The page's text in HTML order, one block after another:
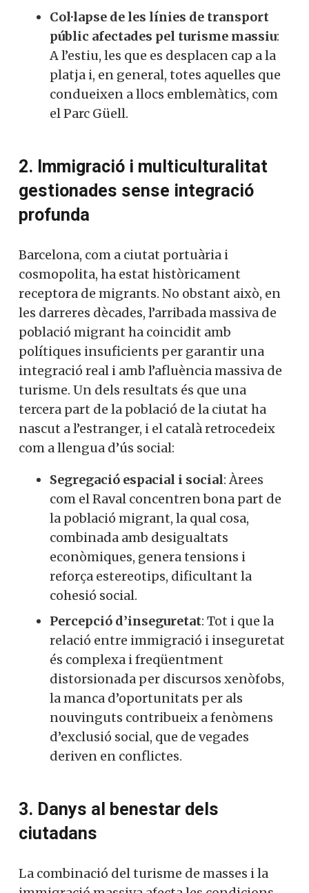
Col·lapse de les línies de transport
públic afectades pel turisme massiu:
A l’estiu, les que es desplacen cap a la
platja i, en general, totes aquelles que
condueixen a llocs emblemàtics, com
el Parc Güell.
2. Immigració i multiculturalitat
gestionades sense integració
profunda
Barcelona, com a ciutat portuària i
cosmopolita, ha estat històricament
receptora de migrants. No obstant això, en
les darreres dècades, l’arribada massiva de
població migrant ha coincidit amb
polítiques insuficients per garantir una
integració real i amb l’afluència massiva de
turisme. Un dels resultats és que una
tercera part de la població de la ciutat ha
nascut a l’estranger, i el català retrocedeix
com a llengua d’ús social:
Segregació espacial i social: Àrees
com el Raval concentren bona part de
la població migrant, la qual cosa,
combinada amb desigualtats
econòmiques, genera tensions i
reforça estereotips, dificultant la
cohesió social.
Percepció d’inseguretat: Tot i que la
relació entre immigració i inseguretat
és complexa i freqüentment
distorsionada per discursos xenòfobs,
la manca d’oportunitats per als
nouvinguts contribueix a fenòmens
d’exclusió social, que de vegades
deriven en conflictes.
3. Danys al benestar dels
ciutadans
La combinació del turisme de masses i la